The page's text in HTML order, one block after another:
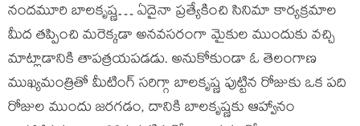
నందమూరి బాలకృష్ణ… ఏదైనా ప్రత్యేకించి సినిమా కార్యక్రమాల
మీద తప్పించి మరెక్కడా అనవసరంగా మైకుల ముందుకు వచ్చి
మాట్లాడానికి తాపత్రయపడడు. అనుకోకుండా ఓ తెలంగాణ
ముఖ్యమంత్రితో మీటింగ్ సరిగ్గా బాలకృష్ణ పుట్టిన రోజుకు ఒక పది
రోజుల ముందు జరగడం, దానికి బాలకృష్ణకు ఆహ్వానం